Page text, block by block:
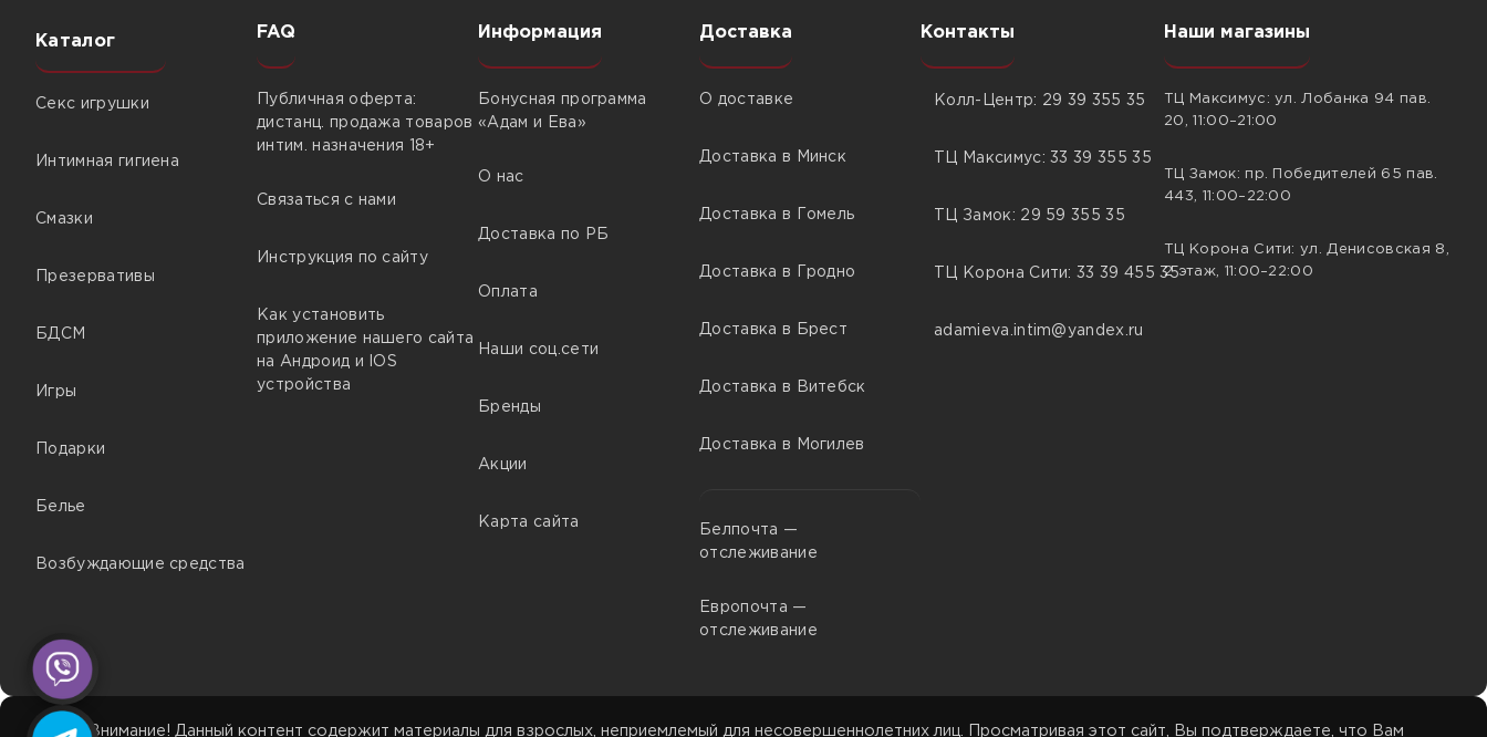
Каталог
Секс игрушки
Интимная гигиена
Смазки
Презервативы
БДСМ
Игры
Подарки
Белье
Возбуждающие средства
FAQ
Публичная оферта:
дистанц. продажа товаров
интим. назначения 18+
Связаться с нами
Инструкция по сайту
Как установить
приложение нашего сайта
на Андроид и IOS
устройства
Информация
Бонусная программа
«Адам и Ева»
О нас
Доставка по РБ
Оплата
Наши соц.сети
Бренды
Акции
Карта сайта
Доставка
О доставке
Доставка в Минск
Доставка в Гомель
Доставка в Гродно
Доставка в Брест
Доставка в Витебск
Доставка в Могилев
Белпочта —
отслеживание
Европочта —
отслеживание
Контакты
Колл-Центр: 29 39 355 35
ТЦ Максимус: 33 39 355 35
ТЦ Замок: 29 59 355 35
ТЦ Корона Сити: 33 39 455 35
adamieva.intim@yandex.ru
Наши магазины
ТЦ Максимус: ул. Лобанка 94 пав.
20, 11:00–21:00
ТЦ Замок: пр. Победителей 65 пав.
443, 11:00–22:00
ТЦ Корона Сити: ул. Денисовская 8,
2 этаж, 11:00–22:00
Внимание! Данный контент содержит материалы для взрослых, неприемлемый для несовершеннолетних лиц. Просматривая этот сайт, Вы подтверждаете, что Вам